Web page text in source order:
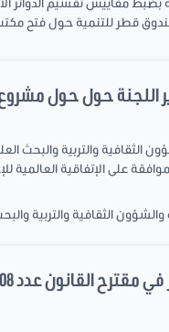
قطر للتنمية حول فتح
حول مشروع القانون عدد 2021/14 المتعلق
الثقافية والتربية
008 المتعلق بتنقيح القانون عدد 2020/38 المؤرخ في 13...